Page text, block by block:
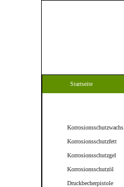
Startseite
Korrosionsschutzwachs
Korrosionsschutzfett
Korrosionsschutzgel
Korrosionsschutzöl
Druckbecherpistole